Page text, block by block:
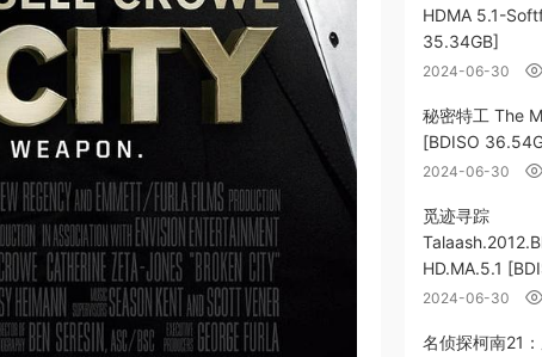
HDMA 5.1-
35.34GB]
2024-06-30
秘密特工 The
[BDISO
2024-06-30
觅迹寻踪
HD.MA.5.1
2024-06-30
名侦探柯南21